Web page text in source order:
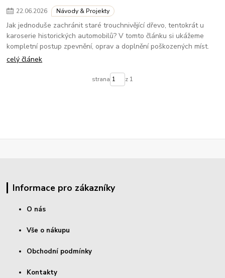
22.06.2026 Návody & Projekty
Jak jednoduše zachránit staré trouchnivějící dřevo, tentokrát u
karoserie historických automobilů? V tomto článku si ukážeme
kompletní postup zpevnění, oprav a doplnění poškozených míst.
celý článek
strana z 1
Informace pro zákazníky
O nás
Vše o nákupu
Obchodní podmínky
Kontakty